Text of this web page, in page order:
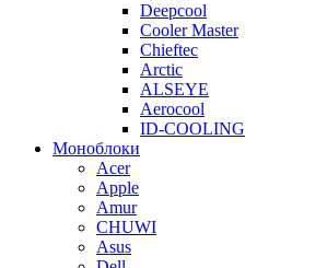
Deepcool
Cooler Master
Chieftec
Arctic
ALSEYE
Aerocool
ID-COOLING
Моноблоки
Acer
Apple
Amur
CHUWI
Asus